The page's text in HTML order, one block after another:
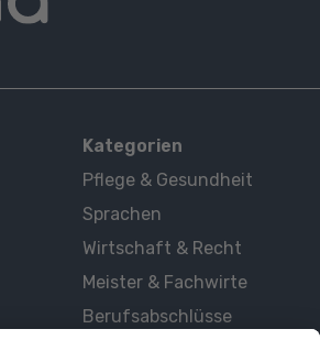
Kategorien
Pflege & Gesundheit
Sprachen
Wirtschaft & Recht
Meister & Fachwirte
Berufsabschlüsse